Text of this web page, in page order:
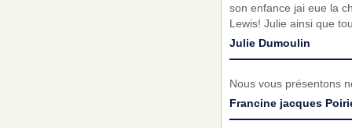
son enfance jai eue la
Lewis! Julie ainsi que
Julie Dumoulin
Nous vous présentons
Francine jacques